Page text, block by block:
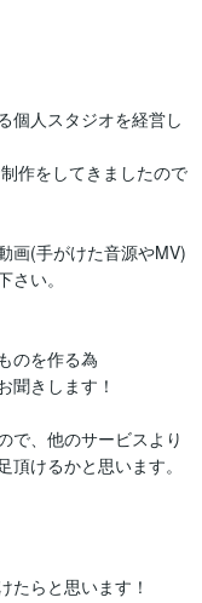
個人スタジオを経営し
作をしてきましたので
画(手がけた音源やMV)
い。
のを作る為
聞きします！
で、他のサービスより
けるかと思います。
たらと思います！